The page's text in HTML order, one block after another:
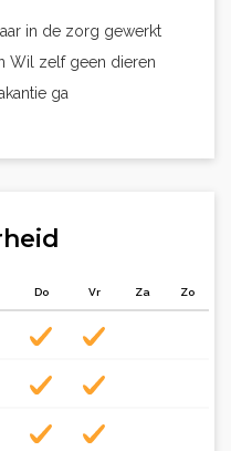
in de zorg gewerkt
Wil zelf geen dieren
ga
Do Vr Za Zo